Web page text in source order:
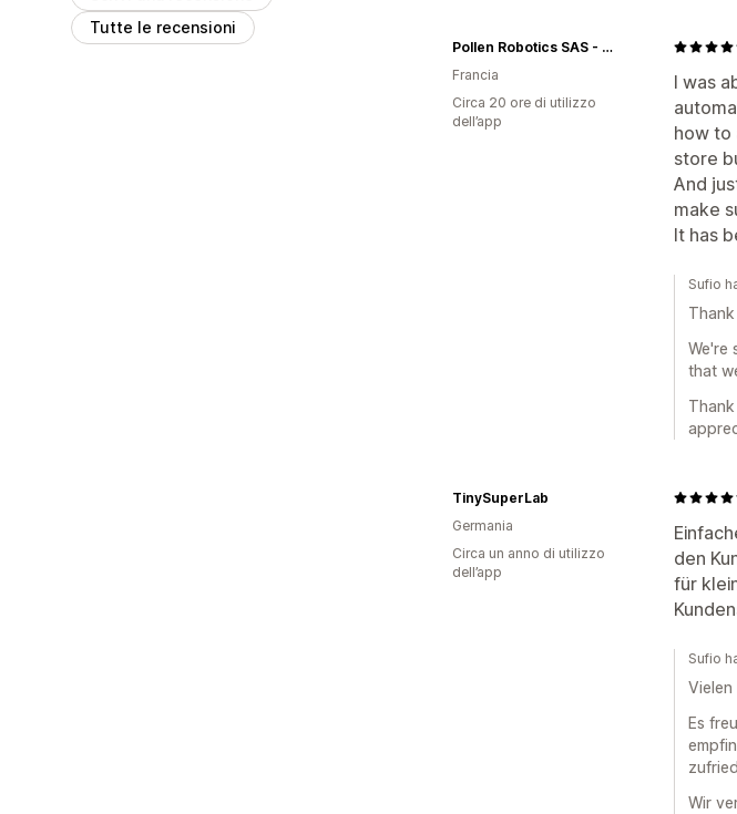
Tutte le recensioni
I was
how to
store
And
make
It has
Pollen Robotics SAS - Reachy Mini
Francia
Circa 20 ore di utilizzo
dell’app
Sufio
We're
that
den
für
TinySuperLab
Germania
Circa un anno di utilizzo
dell’app
Sufio
Vielen
Es
Wir